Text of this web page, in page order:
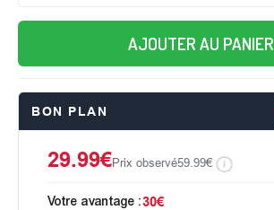
AJOUTER AU PANIER
BON PLAN
29.99€Prix observé59.99€
Votre avantage :30€